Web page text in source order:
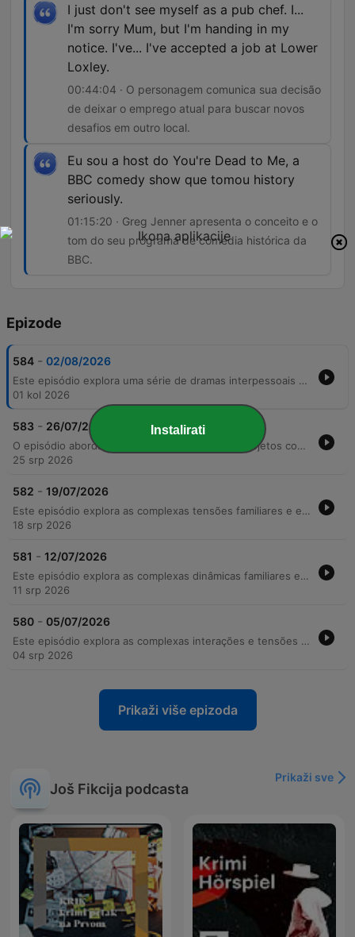
I just don't see myself as a pub chef. I...
I'm sorry Mum, but I'm handing in my
notice. I've... I've accepted a job at Lower
Loxley.
00:44:04 · O personagem comunica sua decisão
de deixar o emprego atual para buscar novos
desafios em outro local.
Eu sou a host do You're Dead to Me, a
BBC comedy show que tomou history
seriously.
01:15:20 · Greg Jenner apresenta o conceito e o
tom do seu programa de comédia histórica da
BBC.
Epizode
584 - 02/08/2026
Este episódio explora uma série de dramas interpessoais e mudanças comunitárias, centrando-se no impacto emocional da separação entre Harrison e Fallon, e as repercussões de outros términos, como o de Harrison e Pete. Através de diálogos intensos, abordamos desde traumas familiares profundos até tensões geradas por comportamentos difíceis na vila. A narrativa também acompanha transformações profissionais e rotinas domésticas, incluindo a renúncia de um chef e as preocupações com eventos comunitários. O episódio encerra com uma transição para o podcast 'You're Dead to Me', apresentando os temas da nova série de comédia histórica.
01 kol 2026
583 - 26/07/2026
O episódio aborda planos de carreira e novos projetos comunitários, incluindo a gestão de um celeiro renovado por Elizabeth e os preparativos para o festival local. Entre discussões sobre taxas de entrada e fofocas da vila, temas familiares profundos emergem, revelando segredos sobre relacionamentos e possíveis desvios financeiros. A tensão escala com revelações sobre a negligência de Clive em relação ao pai idoso e conflitos gerados por mágoas do passado. O episódio encerra com reflexões sobre conexões profissionais e uma transição para casos paranormais.
25 srp 2026
582 - 19/07/2026
Este episódio explora as complexas tensões familiares e emocionais em torno da revelação da gravidez de Kirsty. Entre discussões sobre o futuro da fazenda, o impacto de perdas gestacionais passadas e confrontos sobre segredos do passado, como o incidente de um berço escondido, a narrativa transita entre momentos de vulnerabilidade e reconciliação. A trama também aborda as dificuldades de lidar com traumas antigos e a busca por esperança, intercalando conversas cotidianas com investigações locais, como o ataque de cães na fazenda.
18 srp 2026
581 - 12/07/2026
Este episódio explora as complexas dinâmicas familiares e comunitárias em torno da vida rural, desde o retorno inesperado de Chris à casa de sua família até as tensões sobre a partilha de bens da fazenda. Entre preparativos para o Borchester Show e competições de ferraria, os personagens enfrentam conflitos legais, disputas de herança e o peso de segredos do passado. A narrativa percorre desde momentos de nostalgia e descobertas no jardim até confrontos dramáticos envolvendo dívidas e chantagens. O episódio também destaca a importância da comunidade e os desafios de manter o legado da fazenda diante de pressões financeiras e mudanças geracionais.
11 srp 2026
580 - 05/07/2026
Este episódio explora as complexas interações e tensões entre os personagens de The Archers, abrangendo desde conflitos profissionais na recepção e novos projetos de cosméticos na Bridge Farm até crises de gestão na Home Farm após a saída de Adam. As tramas envolvem discussões sobre responsabilidades familiares, o uso de tecnologia para bebês e os impactos da seca em eventos rurais. Além dos dramas cotidianos e confrontos emocionais sobre o futuro e a responsabilidade, o episódio aborda preparativos para eventos sociais, como despedidas de solteira, e momentos de reflexão sobre a evolução dos relacionamentos e o peso das decisões de gestão no campo.
04 srp 2026
Prikaži više epizoda
Još Fikcija podcasta
Prikaži sve
Instalirati